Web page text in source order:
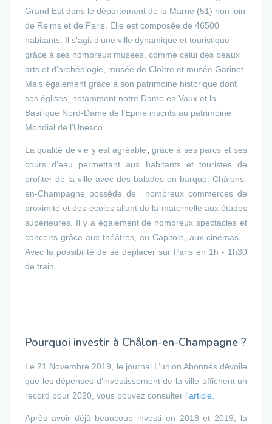
Grand Est dans le département de la Marne (51) non loin
de Reims et de Paris. Elle est composée de 46500
habitants. Il s’agit d’une ville dynamique et touristique
grâce à ses nombreux musées, comme celui des beaux
arts et d’archéologie, musée de Cloître et musée Garinet.
Mais également grâce à son patrimoine historique dont
ses églises, notamment notre Dame en Vaux et la
Basilique Nord-Dame de l’Epine inscrits au patrimoine
Mondial de l’Unesco.
La qualité de vie y est agréable, grâce à ses parcs et ses
cours d’eau
permettant aux habitants et touristes de
profiter de la ville avec des balades en barque. Châlons-
en-Champagne possède de nombreux commerces de
proximité et des écoles allant de la maternelle aux études
supérieures. Il y a également de nombreux spectacles et
concerts grâce aux théâtres, au Capitole, aux cinémas…
Avec la possibilité de se déplacer sur Paris en 1h - 1h30
de train.
Pourquoi investir à Châlon-en-Champagne ?
Le 21 Novembre 2019, le journal L’union Abonnés dévoile
que les dépenses d’investissement de la ville affichent un
record pour 2020, vous pouvez consulter l'article.
Après avoir déjà beaucoup investi en 2018 et 2019, la